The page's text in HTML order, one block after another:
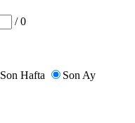
/0
Son Hafta
Son Ay